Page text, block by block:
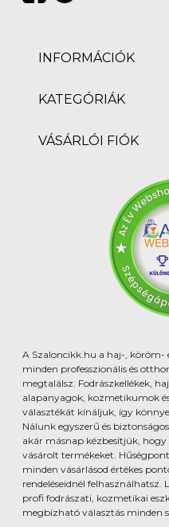
INFORMÁCIÓK
KATEGÓRIÁK
VÁSÁRLÓI FIÓK
A Szaloncikk.hu a haj-, köröm-
minden professzionális és
megtalálsz. Fodrászkellékek,
alapanyagok, kozmetikumok
választékát kínáljuk, így
Nálunk egyszerű és
akár másnap kézbesítjük,
vásárolt termékeket.
minden vásárlásod értékes
rendeléseidnél
profi fodrászati, kozmetikai
megbízható választás minden